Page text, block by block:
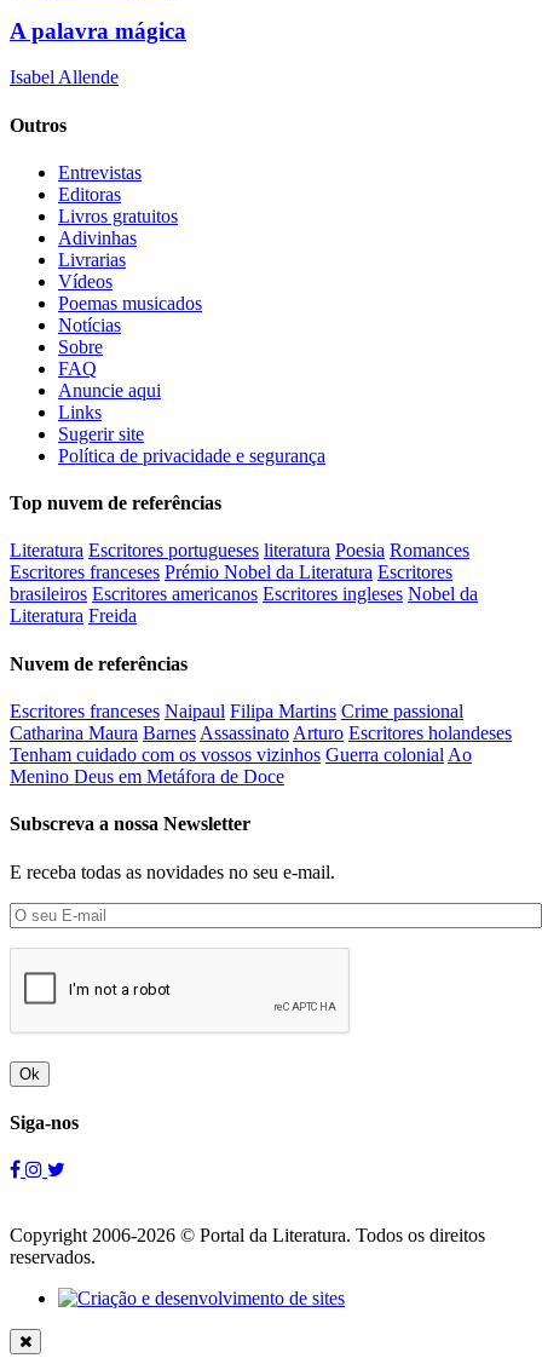
A palavra mágica
Isabel Allende
Outros
Entrevistas
Editoras
Livros gratuitos
Adivinhas
Livrarias
Vídeos
Poemas musicados
Notícias
Sobre
FAQ
Anuncie aqui
Links
Sugerir site
Política de privacidade e segurança
Top nuvem de referências
Literatura Escritores portugueses literatura Poesia Romances
Escritores franceses Prémio Nobel da Literatura Escritores
brasileiros Escritores americanos Escritores ingleses Nobel da
Literatura Freida
Nuvem de referências
Escritores franceses Naipaul Filipa Martins Crime passional
Catharina Maura Barnes Assassinato Arturo Escritores holandeses
Tenham cuidado com os vossos vizinhos Guerra colonial Ao
Menino Deus em Metáfora de Doce
Subscreva a nossa Newsletter
E receba todas as novidades no seu e-mail.
Ok
Siga-nos
Copyright 2006-2026 © Portal da Literatura. Todos os direitos
reservados.